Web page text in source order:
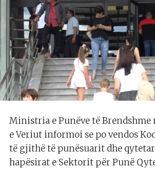
Ministria e Punëve të Brendshme
e Veriut informoi se po vendos
të gjithë të punësuarit dhe
hapësirat e Sektorit për Punë